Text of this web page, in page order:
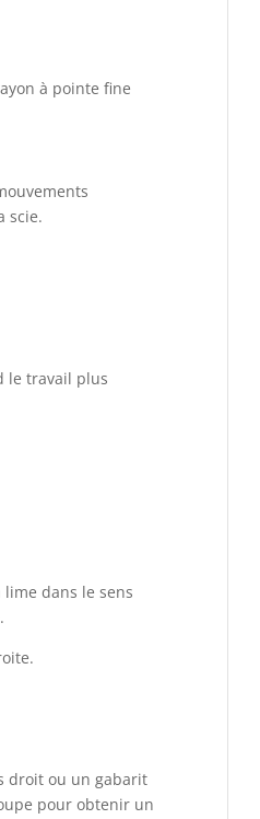
à pointe fine
scie.
le travail plus
lime dans le sens
droit ou un gabarit
pour obtenir un